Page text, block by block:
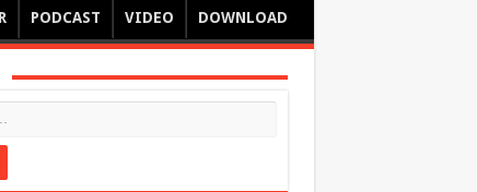
PODCAST VIDEO DOWNLOAD